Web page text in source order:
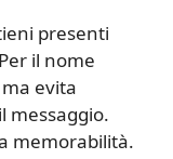
presenti
il nome
evita
messaggio.
memorabilità.